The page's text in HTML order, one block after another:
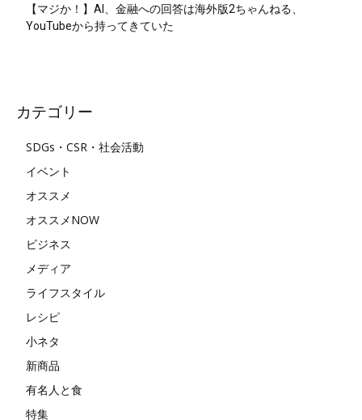
【マジか！】AI、金融への回答は海外版2ちゃんねる、
YouTubeから持ってきていた
カテゴリー
SDGs・CSR・社会活動
イベント
オススメ
オススメNOW
ビジネス
メディア
ライフスタイル
レシピ
小ネタ
新商品
有名人と食
特集